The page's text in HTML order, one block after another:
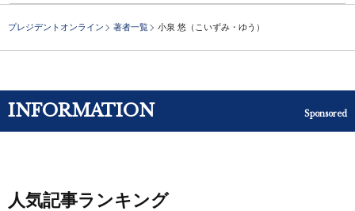
プレジデントオンライン 著者一覧 小泉 悠（こいずみ・ゆう）
INFORMATION Sponsored
人気記事ランキング